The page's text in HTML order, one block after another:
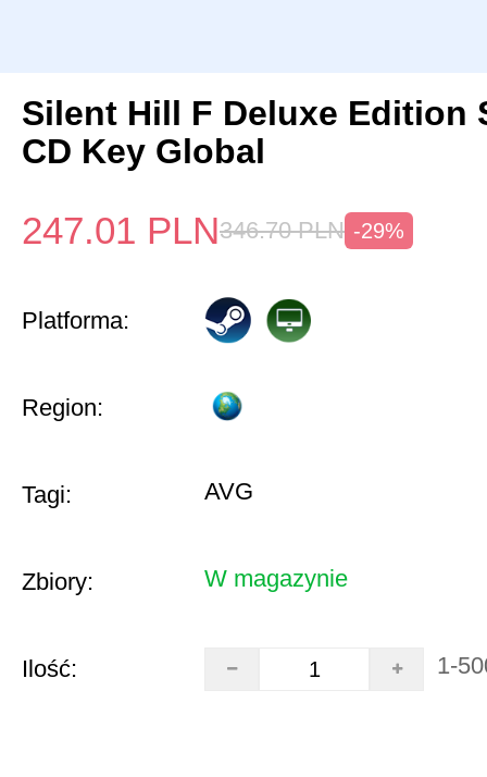
Silent Hill F Deluxe Edition
CD Key Global
247.01 PLN346.70 PLN -29%
Platforma:
Region:
Tagi: AVG
Zbiory: W magazynie
Ilość: 1-